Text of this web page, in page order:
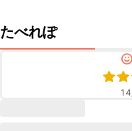
たべれぽ
14